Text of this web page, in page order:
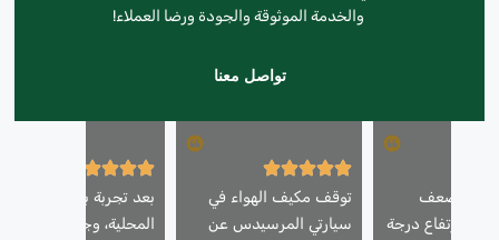
والخدمة الموثوقة والجودة ورضا العملاء!
تواصل معنا
من ضعف
وارتفاع درجة
توقف مكيف الهواء في
سيارتي المرسيدس عن
بعد تجربة بعض الورش
المحلية، وجدتُ أخيرًا